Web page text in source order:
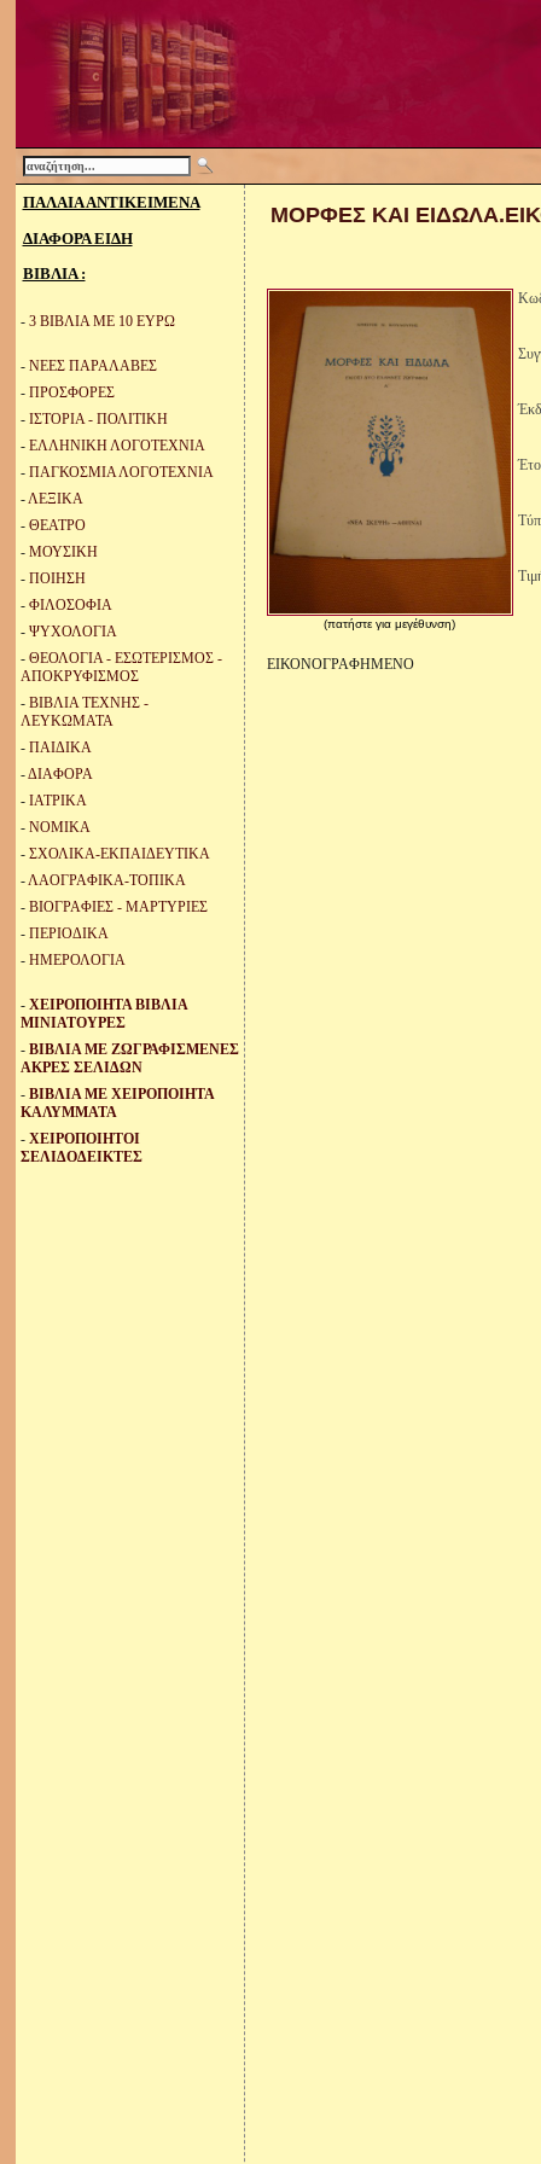
ΠΑΛΑΙΑ ΑΝΤΙΚΕΙΜΕΝΑ
ΔΙΑΦΟΡΑ ΕΙΔΗ
ΒΙΒΛΙΑ :
- 3 ΒΙΒΛΙΑ ΜΕ 10 ΕΥΡΩ
- ΝΕΕΣ ΠΑΡΑΛΑΒΕΣ
- ΠΡΟΣΦΟΡΕΣ
- ΙΣΤΟΡΙΑ - ΠΟΛΙΤΙΚΗ
- ΕΛΛΗΝΙΚΗ ΛΟΓΟΤΕΧΝΙΑ
- ΠΑΓΚΟΣΜΙΑ ΛΟΓΟΤΕΧΝΙΑ
-ΛΕΞΙΚΑ
- ΘΕΑΤΡΟ
- ΜΟΥΣΙΚΗ
- ΠΟΙΗΣΗ
- ΦΙΛΟΣΟΦΙΑ
- ΨΥΧΟΛΟΓΙΑ
- ΘΕΟΛΟΓΙΑ - ΕΣΩΤΕΡΙΣΜΟΣ -
ΑΠΟΚΡΥΦΙΣΜΟΣ
- ΒΙΒΛΙΑ ΤΕΧΝΗΣ -
ΛΕΥΚΩΜΑΤΑ
- ΠΑΙΔΙΚΑ
-ΔΙΑΦΟΡΑ
- ΙΑΤΡΙΚΑ
- ΝΟΜΙΚΑ
- ΣΧΟΛΙΚΑ-ΕΚΠΑΙΔΕΥΤΙΚΑ
-ΛΑΟΓΡΑΦΙΚΑ-ΤΟΠΙΚΑ
- ΒΙΟΓΡΑΦΙΕΣ - ΜΑΡΤΥΡΙΕΣ
- ΠΕΡΙΟΔΙΚΑ
- ΗΜΕΡΟΛΟΓΙΑ
- ΧΕΙΡΟΠΟΙΗΤΑ ΒΙΒΛΙΑ
ΜΙΝΙΑΤΟΥΡΕΣ
- ΒΙΒΛΙΑ ΜΕ ΖΩΓΡΑΦΙΣΜΕΝΕΣ
ΑΚΡΕΣ ΣΕΛΙΔΩΝ
- ΒΙΒΛΙΑ ΜΕ ΧΕΙΡΟΠΟΙΗΤΑ
ΚΑΛΥΜΜΑΤΑ
- ΧΕΙΡΟΠΟΙΗΤΟΙ
ΣΕΛΙΔΟΔΕΙΚΤΕΣ
ΜΟΡΦΕΣ ΚΑΙ
(πατήστε για μεγέθυνση)
ΕΙΚΟΝΟΓΡΑΦΗΜΕΝΟ